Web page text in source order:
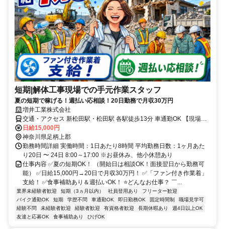
短期|解体工事現場での手元作業スタッフ
夏の短期で稼げる！週払い応相談！20日勤務で月収30万円
増井工業株式会社
交通・アクセス 新松田駅・松田駅 各駅徒歩13分 車通勤OK 【現場エ
リア】 湘南西湘・県央エリア
日給15,000円
神奈川県足柄上郡
勤務時間詳細 実働時間：1日あたり8時間 平均勤務日数：1ヶ月あた
り20日 〜 24日 8:00～17:00 ※お昼休み、他小休憩あり
仕事内容 ✅夏の短期OK！ （開始日は相談OK！面接翌日から勤務可
能） ✅日給15,000円→20日で月収30万円！ ✅「ファン付き作業着」
支給！ ✅食事補助あり＆週払いOK！ ⭐どんなお仕事？ ￣...
業界未経験者歓迎 短期（3ヵ月以内） 社員登用あり
フリーター歓迎
バイク通勤OK
短期 学歴不問 車通勤OK 即日勤務OK 固定時間制
職場見学可
経験不問
未経験者歓迎 経験者歓迎 有資格者歓迎 長期休暇あり
週4日以上OK
友達と応募OK
食事補助あり ひげOK